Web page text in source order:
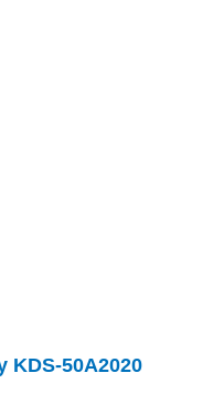
KDS-50A2020